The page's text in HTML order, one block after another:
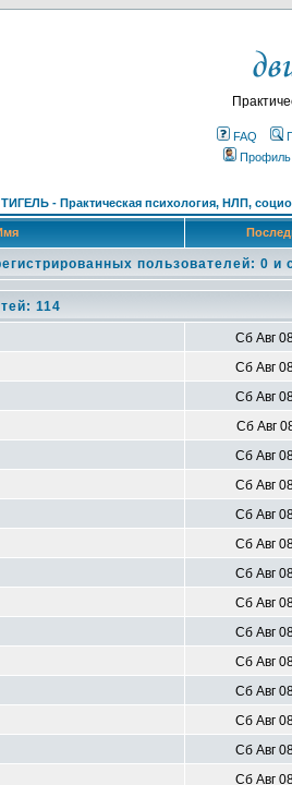
FAQ
Профиль
- Практическая психология, НЛП,
пользователей: 0 и
114
Сб Авг
Сб Авг
Сб Авг
Сб Авг
Сб Авг
Сб Авг
Сб Авг
Сб Авг
Сб Авг
Сб Авг
Сб Авг
Сб Авг
Сб Авг
Сб Авг
Сб Авг
Сб Авг